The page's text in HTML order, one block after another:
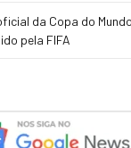
da Copa do
pela FIFA